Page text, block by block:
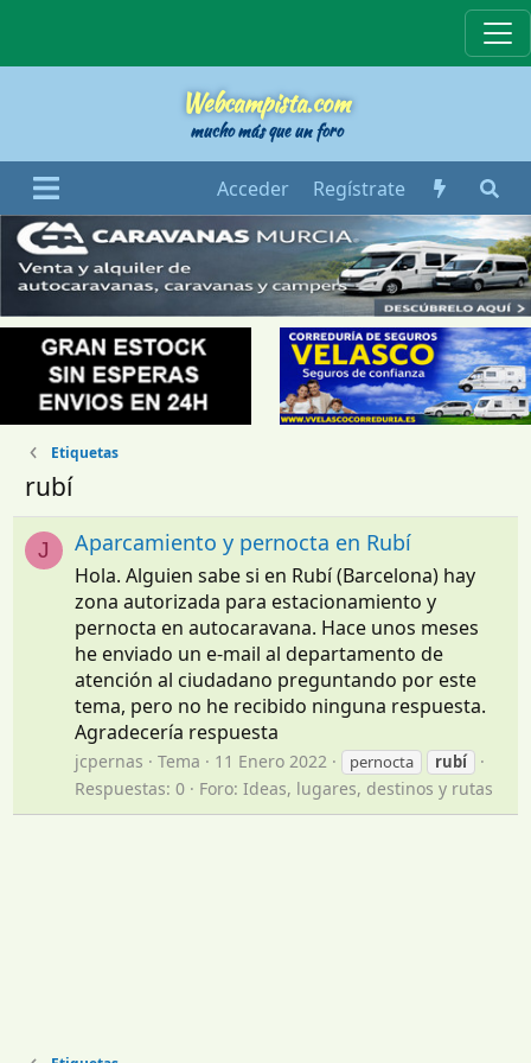
Webcampista.com
mucho más que un foro
Acceder Regístrate
Etiquetas
rubí
J Aparcamiento y pernocta en Rubí
Hola. Alguien sabe si en Rubí (Barcelona) hay
zona autorizada para estacionamiento y
pernocta en autocaravana. Hace unos meses
he enviado un e-mail al departamento de
atención al ciudadano preguntando por este
tema, pero no he recibido ninguna respuesta.
Agradecería respuesta
jcpernas Tema 11 Enero 2022 pernocta rubí
Respuestas: 0 Foro:Ideas, lugares, destinos y rutas